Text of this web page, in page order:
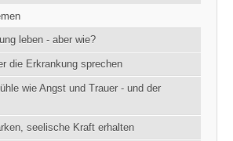
leben - aber wie?
die Erkrankung sprechen
wie Angst und Trauer - und der
seelische Kraft erhalten